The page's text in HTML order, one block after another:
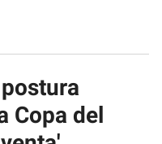
Copa del